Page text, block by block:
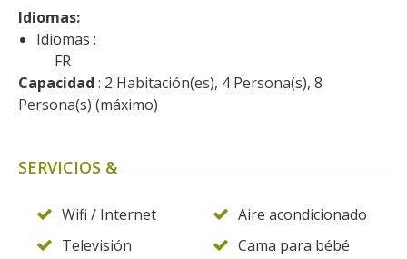
Los más bonitos pueblos en
Francia
Otras hermosas aldeas
El Pays des Bastides du
arte y historia
Decazeville – Aubin
Patrimonio mundial de la
Idiomas:
Idiomas :
FR
Capacidad : 2 Habitación(es), 4 Persona(s), 8
Persona(s) (máximo)
SERVICIOS &
Wifi / Internet
Aire acondicionado
Televisión
Cama para bébé